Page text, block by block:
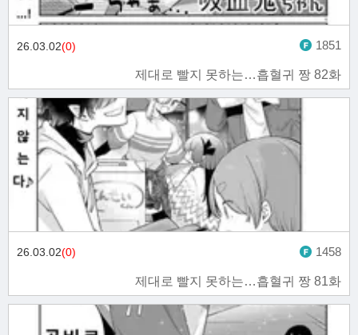
제대로 빨지 못하는…흡혈귀 짱 82화
26.03.02(0) 1851
제대로 빨지 못하는…흡혈귀 짱 81화
26.03.02(0) 1458